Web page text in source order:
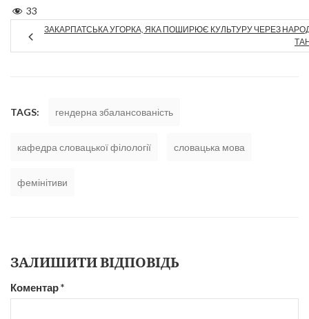
33
ЗАКАРПАТСЬКА УГОРКА, ЯКА ПОШИРЮЄ КУЛЬТУРУ ЧЕРЕЗ
TAGS: гендерна збалансованість
кафедра словацької філології словацька мова
фемінітиви
ЗАЛИШИТИ ВІДПОВІДЬ
Коментар*